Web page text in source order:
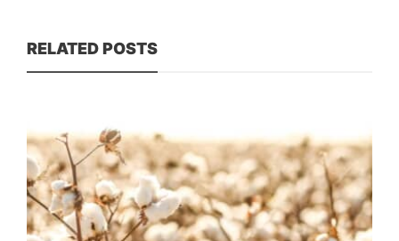
RELATED POSTS